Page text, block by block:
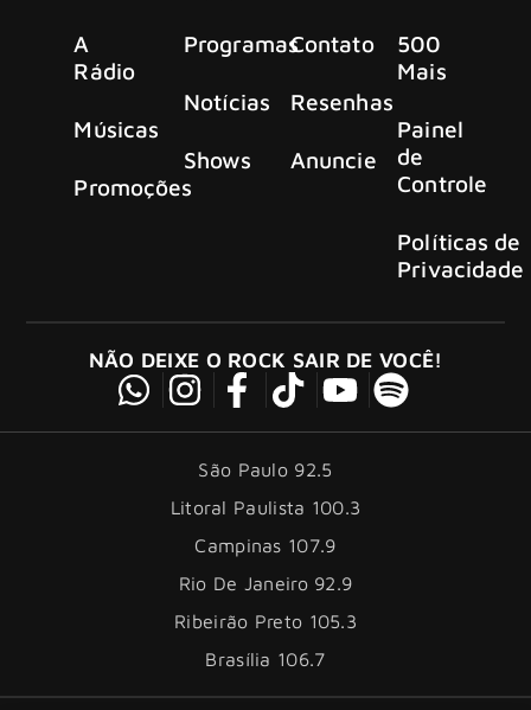
A
Rádio
Músicas
Promoções
Programas
Notícias
Shows
Contato
Resenhas
Anuncie
500
Mais
Painel
de
Controle
Políticas de
Privacidade
NÃO DEIXE O ROCK SAIR DE VOCÊ!
São Paulo 92.5
Litoral Paulista 100.3
Campinas 107.9
Rio De Janeiro 92.9
Ribeirão Preto 105.3
Brasília 106.7